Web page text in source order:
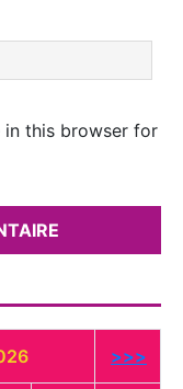
in this browser for
>>>